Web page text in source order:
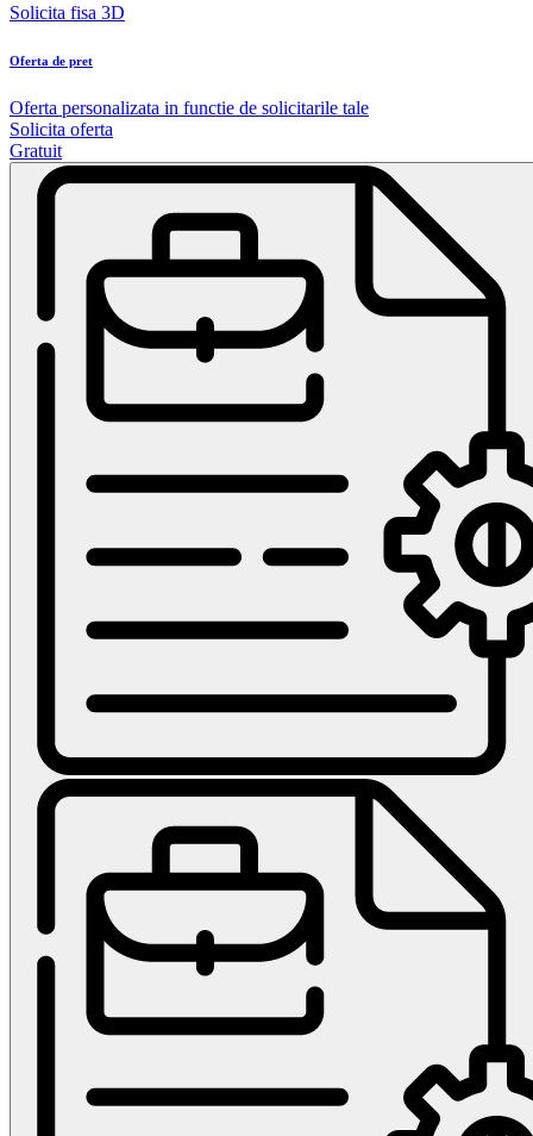
Solicita fisa 3D
Oferta de pret
Oferta personalizata in functie de solicitarile tale
Solicita oferta
Gratuit